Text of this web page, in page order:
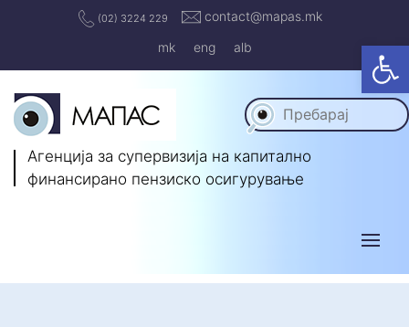
(02) 3224 229
contact@mapas.mk
mk
eng alb
Агенција за супервизија на капитално
финансирано пензиско осигурување